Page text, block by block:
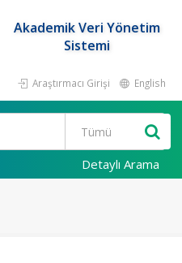
Akademik Veri Yönetim
Sistemi
Araştırmacı Girişi English
Detaylı Arama